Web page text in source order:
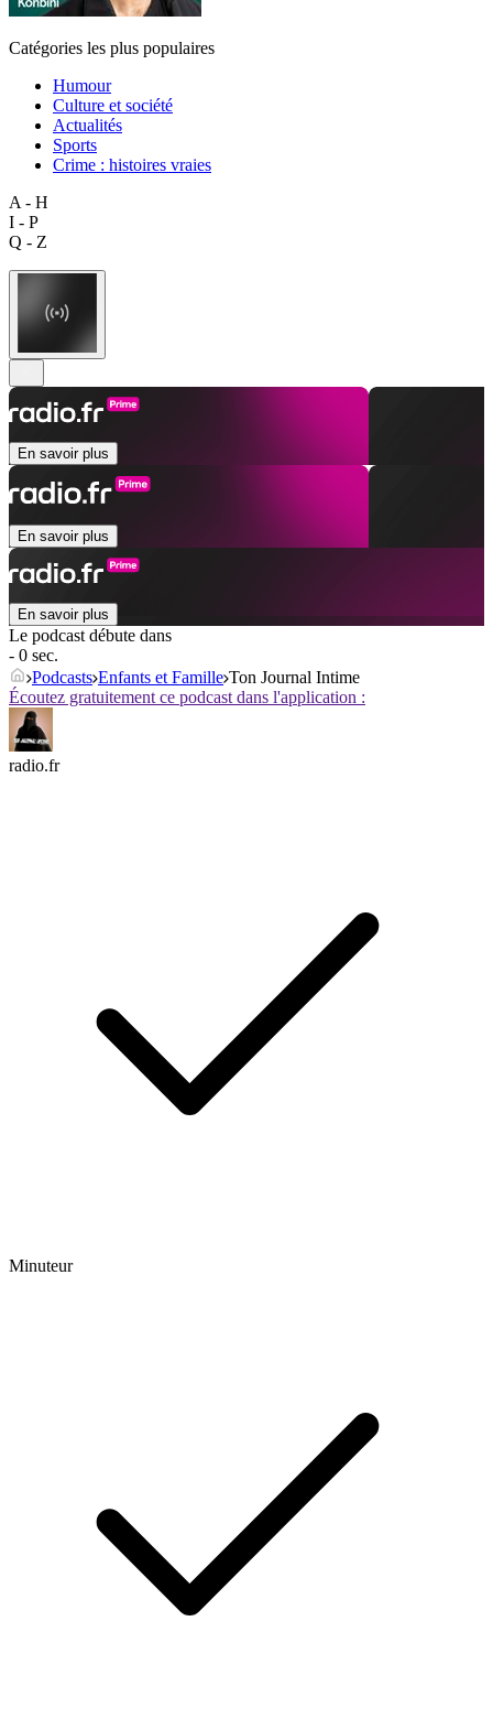
Catégories les plus populaires
Humour
Culture et société
Actualités
Sports
Crime : histoires vraies
A - H
I - P
Q - Z
En savoir plus
En savoir plus
En savoir plus
Le podcast débute dans
- 0 sec.
Podcasts Enfants et Famille Ton Journal Intime
Écoutez gratuitement ce podcast dans l'application :
radio.fr
Minuteur